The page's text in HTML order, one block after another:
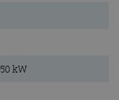
kW